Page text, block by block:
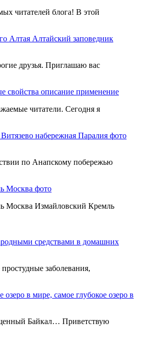
читателей блога! В этой
Алтая Алтайский заповедник
друзья. Приглашаю вас
свойства описание применение
читатели. Сегодня я
набережная Паралия фото
по Анапскому побережью
Москва фото
Москва Измайловский Кремль
средствами в домашних
заболевания,
озеро в мире, самое глубокое озеро в
Байкал… Приветствую